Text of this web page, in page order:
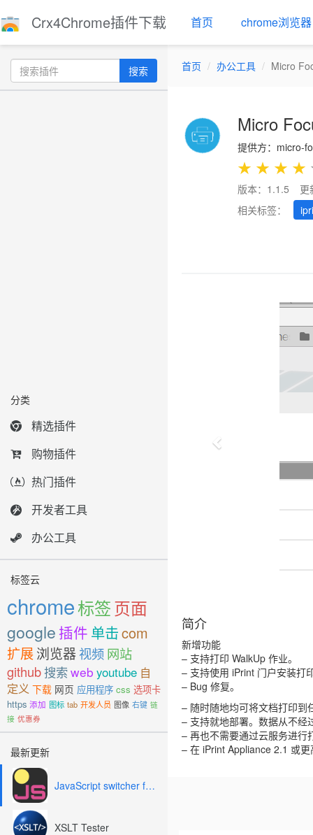
Crx4Chrome插件下载 首页 chrome浏览器
搜索
分类
精选插件
购物插件
热门插件
开发者工具
办公工具
标签云
chrome标签页面
google 插件 单击com
扩展浏览器 视频网站
github搜索web youtube 自
定义 下载 网页 应用程序 css 选项卡
https 添加 图标 tab 开发人员 图像 右键 链
接 优惠券
最新更新
JavaScript switcher for SEO and development
XSLT Tester
首页 办公工具 Micro
Micro
提供方：micro-
★ ★ ★ ★
版本：1.1.5
更
相关标签：
简介
新增功能
– 支持打印 WalkUp 作业。
– 支持使用 iPrint 门户安装打
– Bug 修复。
– 随时随地均可将文档打印到
– 支持就地部署。数据从不经
– 再也不需要通过云服务进行
– 在 iPrint Appliance 2.1 或